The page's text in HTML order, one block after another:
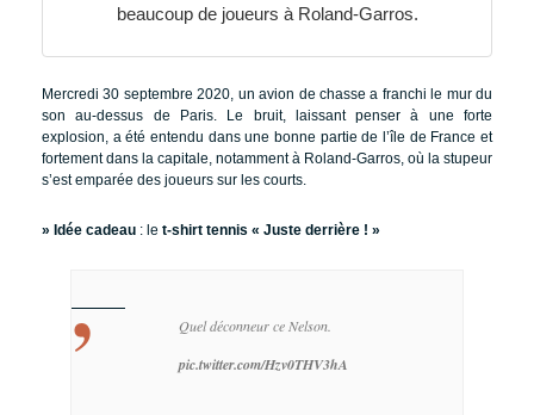
beaucoup de joueurs à Roland-Garros.
Mercredi 30 septembre 2020, un avion de chasse a franchi le mur du
son au-dessus de Paris. Le bruit, laissant penser à une forte
explosion, a été entendu dans une bonne partie de l’île de France et
fortement dans la capitale, notamment à Roland-Garros, où la stupeur
s’est emparée des joueurs sur les courts.
» Idée cadeau : le t-shirt tennis « Juste derrière ! »
Quel déconneur ce Nelson.
pic.twitter.com/Hzv0THV3hA